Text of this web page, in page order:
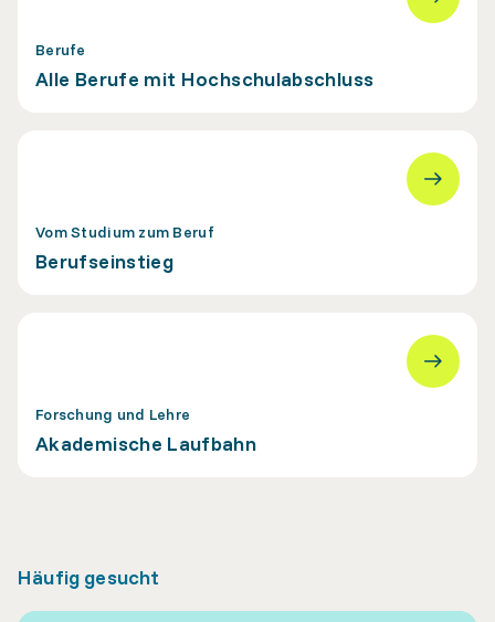
Berufe
Alle Berufe mit Hochschulabschluss
Vom Studium zum Beruf
Berufseinstieg
Forschung und Lehre
Akademische Laufbahn
Häufig gesucht